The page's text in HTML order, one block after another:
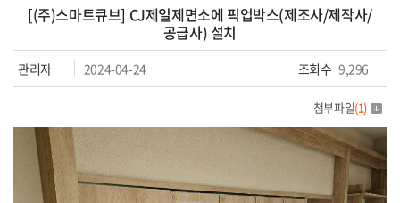
[(주)스마트큐브] CJ제일제면소에 픽업박스(제조사/제작사/
공급사) 설치
관리자 2024-04-24 조회수 9,296
첨부파일(1)